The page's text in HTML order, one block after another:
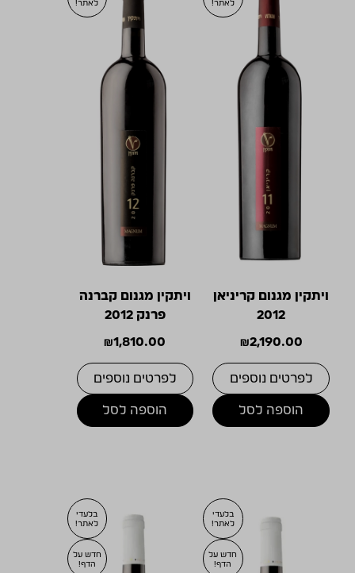
לאתר!
ויתקין מגנום קריניאן
2012
₪2,190.00
לפרטים נוספים
הוספה לסל
לאתר!
ויתקין מגנום קברנה
פרנק 2012
₪1,810.00
לפרטים נוספים
הוספה לסל
בלעדי
לאתר!
חדש על
הדף!
בלעדי
לאתר!
חדש על
הדף!